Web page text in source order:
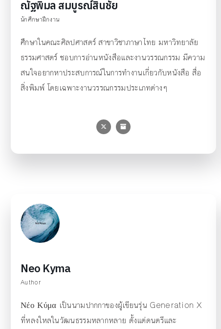
ณัฐพิมล สมบูรณ์สินชัย
นักศึกษาฝึกงาน
ศึกษาในคณะศิลปศาสตร์ สาขาวิชาภาษาไทย มหาวิทยาลัย
ธรรมศาสตร์ ชอบการอ่านหนังสือและงานวรรณกรรม มีความ
สนใจอยากหาประสบการณ์ในการทำงานเกี่ยวกับหนังสือ สื่อ
สิ่งพิมพ์ โดยเฉพาะงานวรรณกรรมประเภทต่างๆ
Neo Kyma
Author
Νέο Κύμα เป็นนามปากกาของผู้เขียนรุ่น Generation X
ที่หลงใหลในวัฒนธรรมหลากหลาย ตั้งแต่ดนตรีและ